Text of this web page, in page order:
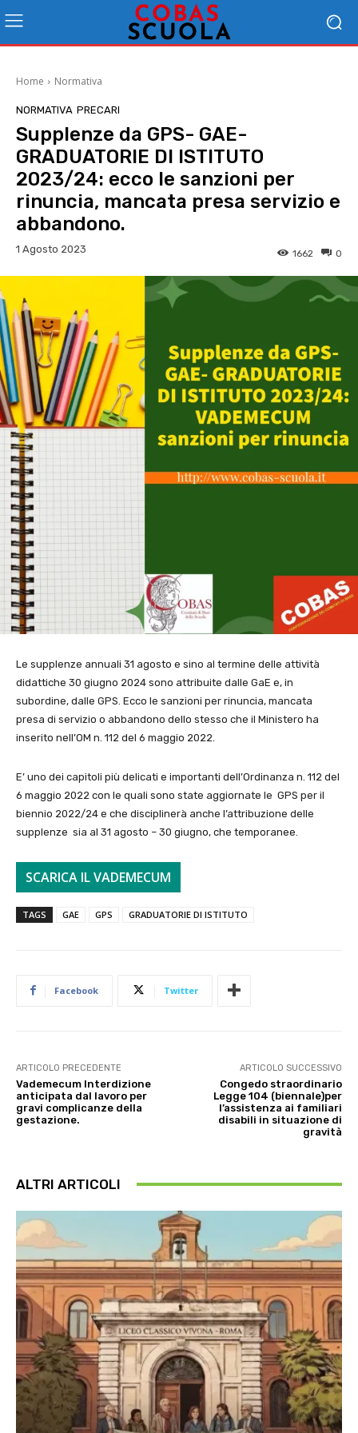
Home Normativa
NORMATIVA PRECARI
Supplenze da GPS- GAE-
GRADUATORIE DI ISTITUTO
2023/24: ecco le sanzioni per
rinuncia, mancata presa servizio e
abbandono.
1 Agosto 2023 0
1662
Le supplenze annuali 31 agosto e sino al termine delle attività
didattiche 30 giugno 2024 sono attribuite dalle GaE e, in
subordine, dalle GPS. Ecco le sanzioni per rinuncia, mancata
presa di servizio o abbandono dello stesso che il Ministero ha
inserito nell’OM n. 112 del 6 maggio 2022.
E’ uno dei capitoli più delicati e importanti dell’Ordinanza n. 112 del
6 maggio 2022 con le quali sono state aggiornate le GPS per il
biennio 2022/24 e che disciplinerà anche l’attribuzione delle
supplenze sia al 31 agosto – 30 giugno, che temporanee.
SCARICA IL VADEMECUM
TAGS GAE GPS GRADUATORIE DI ISTITUTO
Facebook Twitter
ARTICOLO PRECEDENTE
Vademecum Interdizione
anticipata dal lavoro per
gravi complicanze della
gestazione.
ARTICOLO SUCCESSIVO
Congedo straordinario
Legge 104 (biennale)per
l’assistenza ai familiari
disabili in situazione di
gravità
ALTRI ARTICOLI